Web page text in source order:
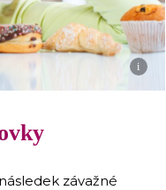
i
závažné